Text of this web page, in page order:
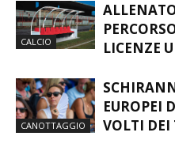
CALCIO
LICENZE
CANOTTAGGIO
EUROPEI
VOLTI